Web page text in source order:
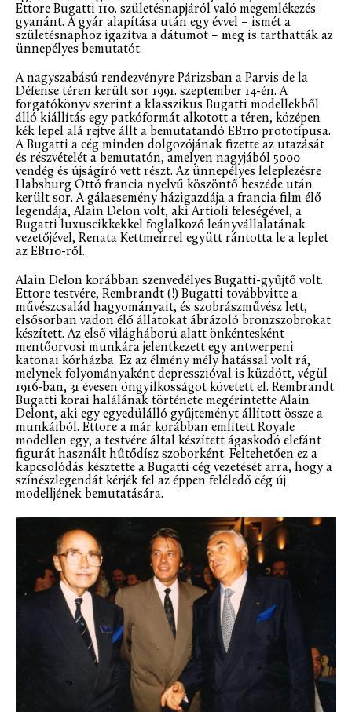
Ettore Bugatti 110. születésnapjáról való megemlékezés
gyanánt. A gyár alapítása után egy évvel – ismét a
születésnaphoz igazítva a dátumot – meg is tarthatták az
ünnepélyes bemutatót.
A nagyszabású rendezvényre Párizsban a Parvis de la
Défense téren került sor 1991. szeptember 14-én. A
forgatókönyv szerint a klasszikus Bugatti modellekből
álló kiállítás egy patkóformát alkotott a téren, középen
kék lepel alá rejtve állt a bemutatandó EB110 prototípusa.
A Bugatti a cég minden dolgozójának fizette az utazását
és részvételét a bemutatón, amelyen nagyjából 5000
vendég és újságíró vett részt. Az ünnepélyes leleplezésre
Habsburg Ottó francia nyelvű köszöntő beszéde után
került sor. A gálaesemény házigazdája a francia film élő
legendája, Alain Delon volt, aki Artioli feleségével, a
Bugatti luxuscikkekkel foglalkozó leányvállalatának
vezetőjével, Renata Kettmeirrel együtt rántotta le a leplet
az EB110-ről.
Alain Delon korábban szenvedélyes Bugatti-gyűjtő volt.
Ettore testvére, Rembrandt (!) Bugatti továbbvitte a
művészcsalád hagyományait, és szobrászművész lett,
elsősorban vadon élő állatokat ábrázoló bronzszobrokat
készített. Az első világháború alatt önkéntesként
mentőorvosi munkára jelentkezett egy antwerpeni
katonai kórházba. Ez az élmény mély hatással volt rá,
melynek folyományaként depresszióval is küzdött, végül
1916-ban, 31 évesen öngyilkosságot követett el. Rembrandt
Bugatti korai halálának története megérintette Alain
Delont, aki egy egyedülálló gyűjteményt állított össze a
munkáiból. Ettore a már korábban említett Royale
modellen egy, a testvére által készített ágaskodó elefánt
figurát használt hűtődísz szoborként. Feltehetően ez a
kapcsolódás késztette a Bugatti cég vezetését arra, hogy a
színészlegendát kérjék fel az éppen feléledő cég új
modelljének bemutatására.